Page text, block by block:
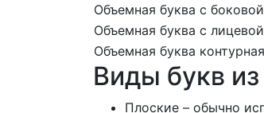
Объемная буква с
Объемная буква с
Объемная буква
Виды букв
Плоские – обычно